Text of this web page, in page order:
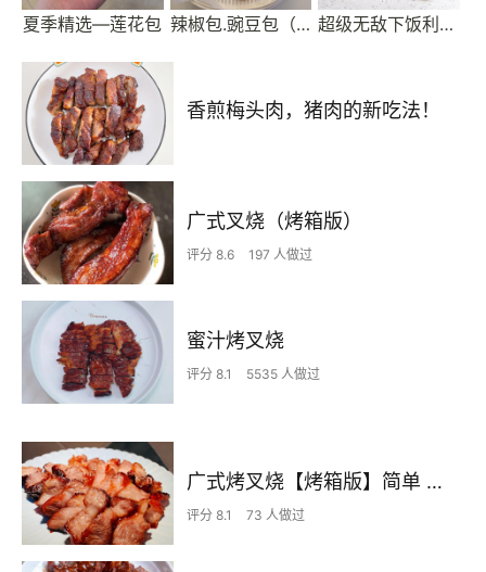
夏季精选—莲花包 辣椒包.豌豆包（面点造型） 超级无敌下饭利器油焖茄子
香煎梅头肉，猪肉的新吃法！
广式叉烧（烤箱版）
评分 8.6 197 人做过
蜜汁烤叉烧
评分 8.1 5535 人做过
广式烤叉烧【烤箱版】简单 正宗 好吃 下饭
评分 8.1 73 人做过